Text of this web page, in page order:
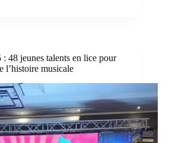
48 jeunes talents en lice pour
l’histoire musicale